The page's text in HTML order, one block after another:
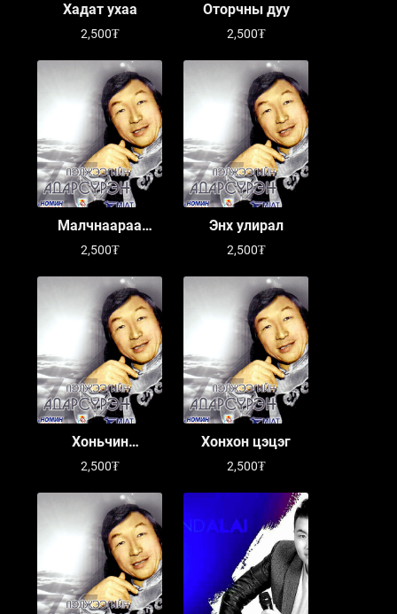
Хадат ухаа
2,500₮
Оторчны дуу
2,500₮
Малчнаараа
торойно
2,500₮
Энх улирал
2,500₮
Хоньчин
барилгачин хоёр
2,500₮
Хонхон цэцэг
2,500₮